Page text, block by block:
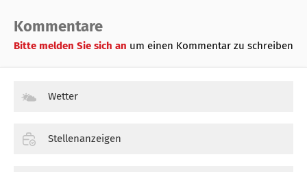
Kommentare
Bitte melden Sie sich an um einen Kommentar zu schreiben
Wetter
Stellenanzeigen